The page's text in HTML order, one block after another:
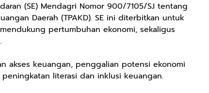
(SE) Mendagri Nomor 900/7105/SJ tentang
Daerah (TPAKD). SE ini diterbitkan untuk
pertumbuhan ekonomi, sekaligus
akses keuangan, penggalian potensi ekonomi
literasi dan inklusi keuangan.